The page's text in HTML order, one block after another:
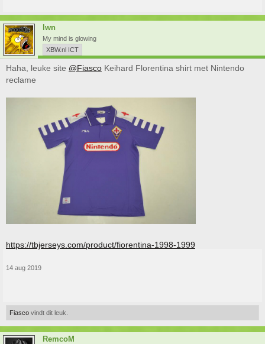
lwn
My mind is glowing
XBW.nl ICT
Haha, leuke site @Fiasco Keihard Florentina shirt met Nintendo
reclame
https://tbjerseys.com/product/fiorentina-1998-1999
14 aug 2019
Fiasco vindt dit leuk.
RemcoM